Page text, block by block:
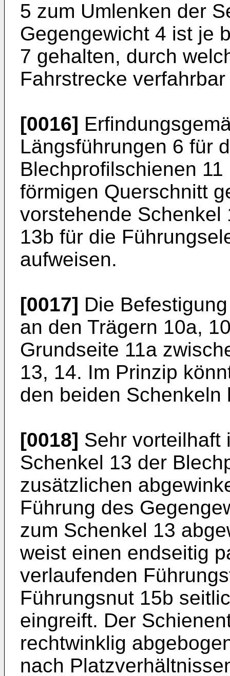
5 zum Umlenken der
Gegengewicht 4 ist je
7 gehalten, durch
Fahrstrecke
[0016]
Längsführungen 6 für
Blechprofilschienen
förmigen Querschnitt
vorstehende Schenkel
13b für die
aufweisen.
[0017] Die
an den Trägern 10a,
Grundseite 11a
13, 14. Im Prinzip
den beiden Schenkeln
[0018] Sehr vorteilhaft
Schenkel 13 der
zusätzlichen
Führung des
zum Schenkel 13
weist einen endseitig
verlaufenden
Führungsnut 15b
eingreift. Der
rechtwinklig
nach